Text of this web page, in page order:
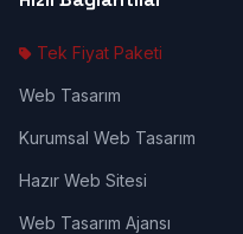
Tek Fiyat Paketi
Web Tasarım
Kurumsal Web Tasarım
Hazır Web Sitesi
Web Tasarım Ajansı